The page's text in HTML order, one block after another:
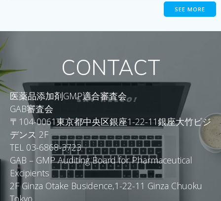
SEE MORE
CONTACT
医薬品添加剤GMP適合審査会
GAB審査会
〒104-0061東京都中央区銀座1-22-11銀座大竹ビジ
デンス 2F
TEL 03-6868-3723
GAB – GMP Auditing Board for Pharmaceutical
Excipients
2F Ginza Otake Busidence,1-22-11 Ginza Chuoku
Tokyo